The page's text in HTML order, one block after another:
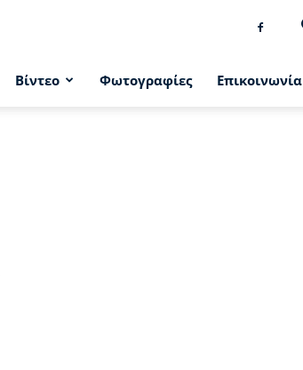
Βίντεο Φωτογραφίες Επικοινωνία